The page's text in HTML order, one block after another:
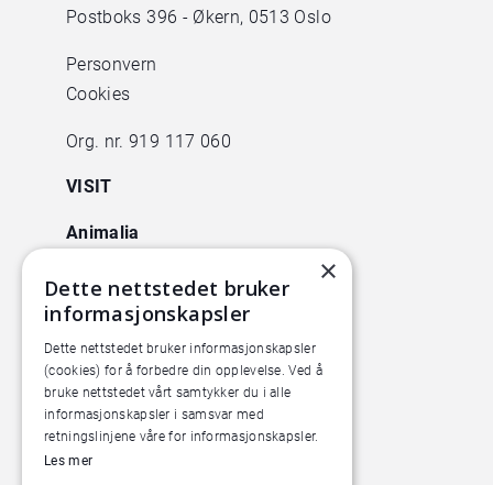
Postboks 396 - Økern, 0513 Oslo
Personvern
Cookies
Org. nr. 919 117 060
VISIT
Animalia
0585 Oslo
Pilotanlegget
Økern Torgvei 13,
inngang B
×
Dette nettstedet bruker
informasjonskapsler
Dette nettstedet bruker informasjonskapsler
(cookies) for å forbedre din opplevelse. Ved å
bruke nettstedet vårt samtykker du i alle
informasjonskapsler i samsvar med
retningslinjene våre for informasjonskapsler.
Les mer